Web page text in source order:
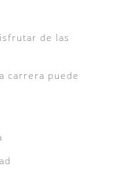
de las
carrera puede